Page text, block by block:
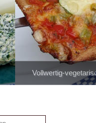
Vollwertig-